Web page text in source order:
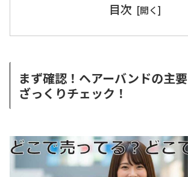
目次
まず確認！ヘアーバンドの主
ざっくりチェック！